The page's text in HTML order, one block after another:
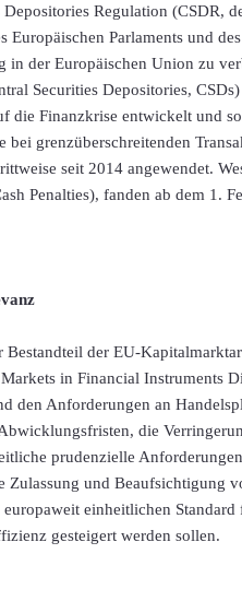
Regulation (CSDR,
Europäischen Parlaments und
in der Europäischen Union zu
Securities Depositories,
die Finanzkrise entwickelt und
bei grenzüberschreitenden
seit 2014 angewendet.
Penalties), fanden ab dem 1.
Bestandteil der EU-
in Financial Instruments
den Anforderungen an
die
prudenzielle
Zulassung und Beaufsichtigung
europaweit einheitlichen
gesteigert werden sollen.